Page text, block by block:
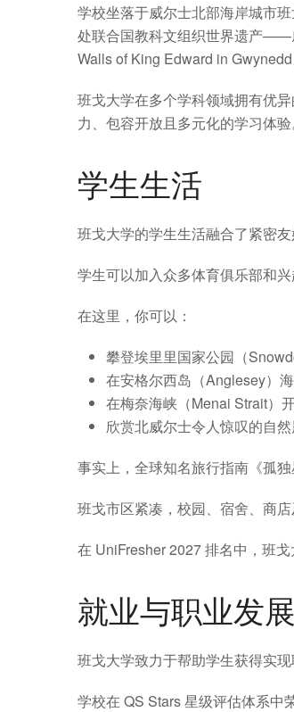
学校坐落于威尔士北部海岸城市
处联合国教科文组织世界遗产——
Walls of King Edward in Gwynedd
班戈大学在多个学科领域拥有优
力、包容开放且多元化的学习体验
学生生活
班戈大学的学生生活融合了紧密
学生可以加入众多体育俱乐部和
在这里，你可以：
攀登埃里里国家公园（
在安格尔西岛（Anglesey）
在梅奈海峡（Menai Strait）
欣赏北威尔士令人惊叹的自
事实上，全球知名旅行指南《孤
班戈市区紧凑，校园、宿舍、商
在 UniFresher 2027 排名中，班
就业与职业发展
班戈大学致力于帮助学生获得实
学校在 QS Stars 星级评估体系中